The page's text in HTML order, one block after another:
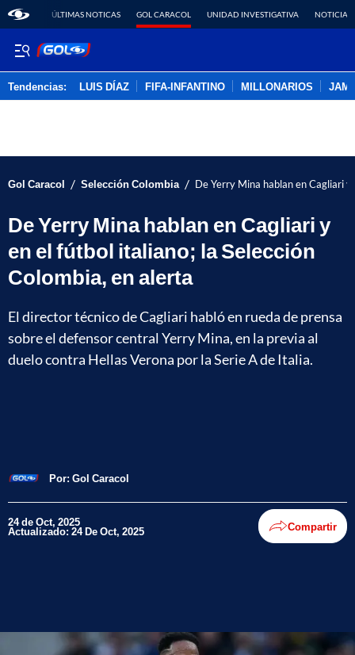
ÚLTIMAS NOTICAS GOL CARACOL UNIDAD INVESTIGATIVA NOTICIAS
Tendencias: LUIS DÍAZ FIFA-INFANTINO MILLONARIOS
Gol Caracol / Selección Colombia / De Yerry Mina hablan en Cagliari
De Yerry Mina hablan en Cagliari y
en el fútbol italiano; la Selección
Colombia, en alerta
El director técnico de Cagliari habló en rueda de prensa
sobre el defensor central Yerry Mina, en la previa al
duelo contra Hellas Verona por la Serie A de Italia.
Por: Gol Caracol
24 de Oct, 2025
Actualizado: 24 De Oct, 2025 Compartir